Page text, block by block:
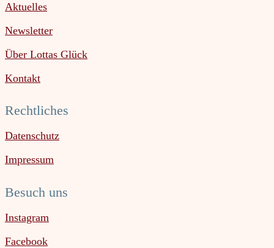
Aktuelles
Newsletter
Über Lottas Glück
Kontakt
Rechtliches
Datenschutz
Impressum
Besuch uns
Instagram
Facebook